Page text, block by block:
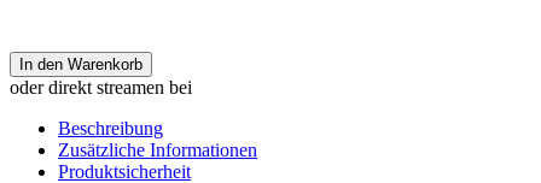
In den Warenkorb
oder direkt streamen bei
Beschreibung
Zusätzliche Informationen
Produktsicherheit